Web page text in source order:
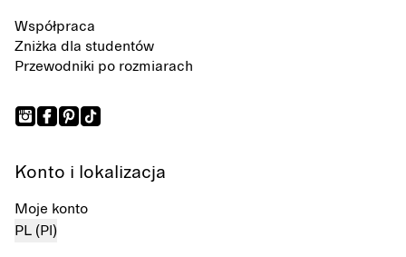
Współpraca
Zniżka dla studentów
Przewodniki po rozmiarach
Konto i lokalizacja
Moje konto
PL (Pl)